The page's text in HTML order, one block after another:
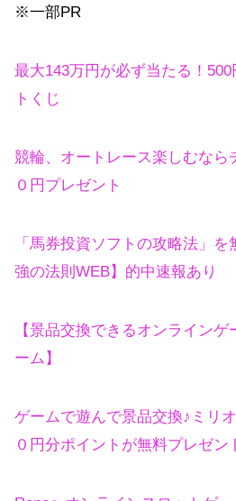
※一部PR
最大143万円が必ず当たる！
トくじ
競輪、オートレース楽しむなら
０円プレゼント
「馬券投資ソフトの攻略法」
強の法則WEB】的中速報あり
【景品交換できるオンライン
ーム】
ゲームで遊んで景品交換♪ミリ
０円分ポイントが無料プレゼン